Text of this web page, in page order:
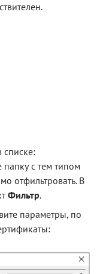
списке:
папку с тем типом
отфильтровать. В
Фильтр.
параметры, по